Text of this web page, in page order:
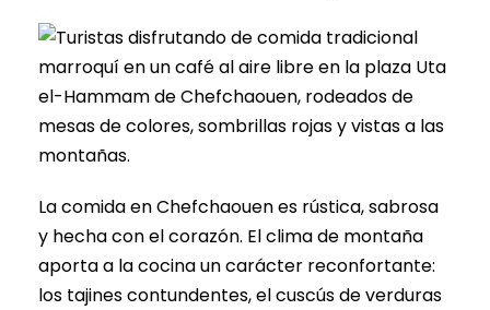
La comida en Chefchaouen es rústica, sabrosa
y hecha con el corazón. El clima de montaña
aporta a la cocina un carácter reconfortante:
los tajines contundentes, el cuscús de verduras